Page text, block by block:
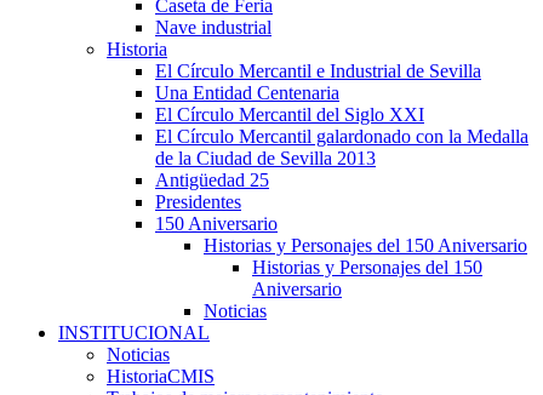
Caseta de Feria
Nave industrial
Historia
El Círculo Mercantil e Industrial de Sevilla
Una Entidad Centenaria
El Círculo Mercantil del Siglo XXI
El Círculo Mercantil galardonado con la Medalla
de la Ciudad de Sevilla 2013
Antigüedad 25
Presidentes
150 Aniversario
Historias y Personajes del 150 Aniversario
Historias y Personajes del 150
Aniversario
Noticias
INSTITUCIONAL
Noticias
HistoriaCMIS